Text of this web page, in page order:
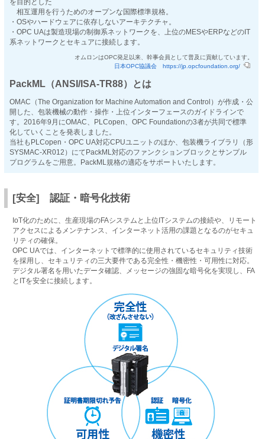
相互運用を行うためのオープンな国際標準規格。
・OSやハードウェアに依存しないアーキテクチャ。
・OPC UAは製造現場の制御系ネットワークを、上位のMESやERPなどのIT
系ネットワークとセキュアに接続します。
オムロンはOPC発足以来、幹事会員として普及に貢献しています。
日本OPC協議会
https://jp.opcfoundation.org/
PackML（ANSI/ISA-TR88）とは
OMAC（The Organization for Machine Automation and Control）が作成・公
開した、包装機械の動作・操作・上位インターフェースのガイドラインで
す。2016年9月にOMAC、PLCopen、OPC Foundationの3者が共同で標準
化していくことを発表しました。
当社もPLCopen・OPC UA対応CPUユニットのほか、包装機ライブラリ（形
SYSMAC-XR012）にてPackML対応のファンクションブロックとサンプル
プログラムをご用意。PackML規格の適応をサポートいたします。
[安全] 認証・暗号化技術
IoT化のために、生産現場のFAシステムと上位ITシステムの接続や、リモート
アクセスによるメンテナンス、インターネット活用の課題となるのがセキュ
リティの確保。
OPC UAでは、インターネットで標準的に使用されているセキュリティ技術
を採用し、セキュリティの三大要件である完全性・機密性・可用性に対応。
デジタル署名を用いたデータ確認、メッセージの強固な暗号化を実現し、FA
とITを安全に接続します。